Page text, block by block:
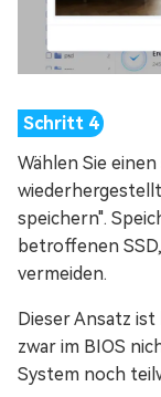
Wählen Sie
speichern".
betroffenen
vermeiden.
Dieser Ansatz
zwar im BIOS
System noch